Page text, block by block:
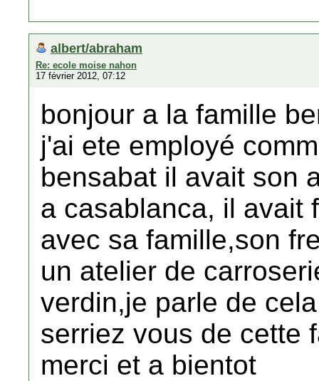
albert/abraham
Re: ecole moise nahon
17 février 2012, 07:12
bonjour a la famille
j'ai ete employé
bensabat il avait son
a casablanca, il avait
avec sa famille,son
un atelier de
verdin,je parle de
serriez vous de cette
merci et a bientot